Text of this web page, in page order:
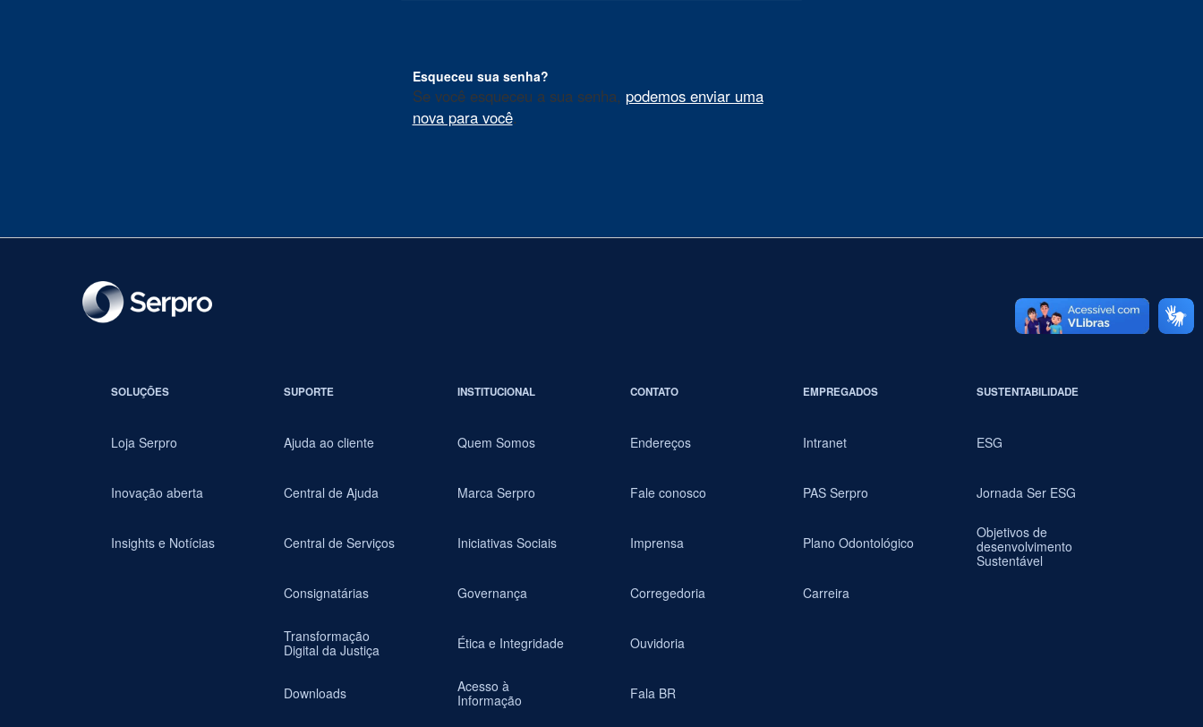
Esqueceu sua senha?
Se você esqueceu a sua senha, podemos enviar uma
nova para você.
SOLUÇÕES
Loja Serpro
Inovação aberta
Insights e Notícias
SUPORTE
Ajuda ao cliente
Central de Ajuda
Central de Serviços
Consignatárias
Transformação
Digital da Justiça
Downloads
INSTITUCIONAL
Quem Somos
Marca Serpro
Iniciativas Sociais
Governança
Ética e Integridade
Acesso à
Informação
CONTATO
Endereços
Fale conosco
Imprensa
Corregedoria
Ouvidoria
Fala BR
EMPREGADOS
Intranet
PAS Serpro
Plano Odontológico
Carreira
SUSTENTABILIDADE
ESG
Jornada Ser ESG
Objetivos de
desenvolvimento
Sustentável